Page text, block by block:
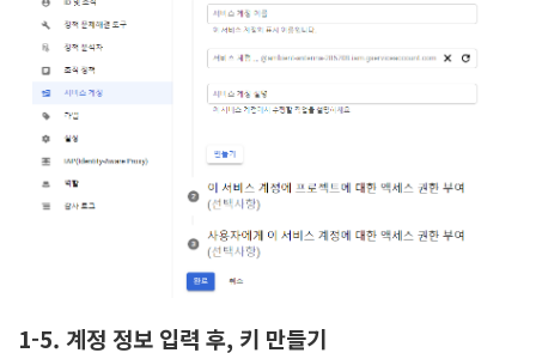
1-5. 계정 정보 입력 후, 키 만들기